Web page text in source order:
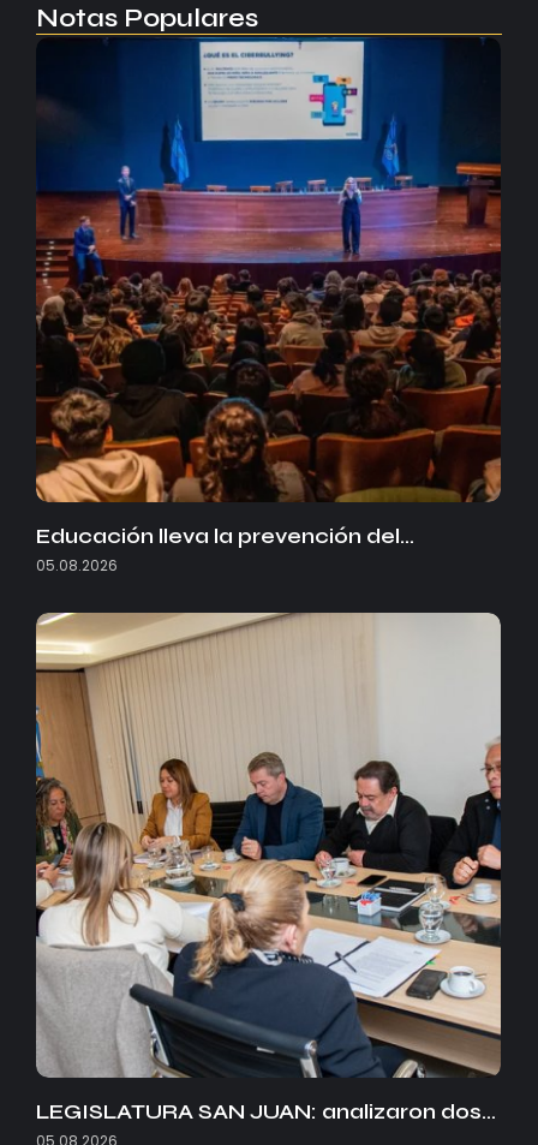
Notas Populares
Educación lleva la prevención del…
05.08.2026
LEGISLATURA SAN JUAN: analizaron dos…
05.08.2026